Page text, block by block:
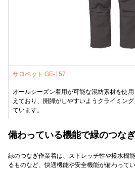
サロペット GE-157
オールシーズン着用が可能な混紡素材を使
えており、開脚がしやすいようクライミン
ています。
備わっている機能で緑のつな
緑のつなぎ作業着は、ストレッチ性や撥水機
るものなど、快適機能や安全機能が備わって